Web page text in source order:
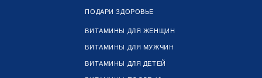
ПОДАРИ ЗДОРОВЬЕ
ВИТАМИНЫ ДЛЯ ЖЕНЩИН
ВИТАМИНЫ ДЛЯ МУЖЧИН
ВИТАМИНЫ ДЛЯ ДЕТЕЙ